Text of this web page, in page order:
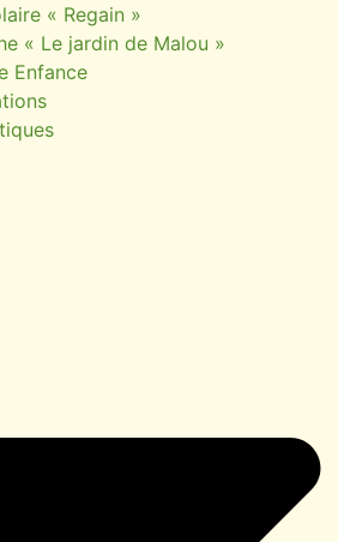
« Regain »
« Le jardin de Malou »
Enfance